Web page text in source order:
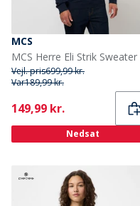
MCS
Vejl. pris699,99 kr.
Var189,99 kr.
Current
149,99 kr.
Nedsat